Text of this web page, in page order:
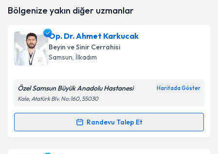
oluşturun. Size bu uzmandan randevu almanız için bir
E-posta Adresiniz
Kişisel verilerimin işlenmesine ilişkin
Aydınlatma
Metni'ni okudum ve kişisel verilerimin belirtilen
Bölgenize yakın diğer uzmanlar
Op. Dr. Ahmet Karkucak
Beyin ve Sinir Cerrahisi
Samsun, İlkadım
Özel Samsun Büyük Anadolu Hastanesi Haritada Göster
Kale, Atatürk Blv. No:160, 55030
Randevu Talep Et
Randevu Takvimi Talebi